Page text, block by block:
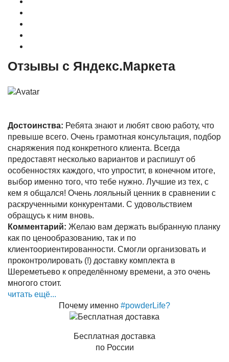
Отзывы с Яндекс.Маркета
Достоинства: Ребята знают и любят свою работу, что
превыше всего. Очень грамотная консультация, подбор
снаряжения под конкретного клиента. Всегда
предоставят несколько вариантов и распишут об
особенностях каждого, что упростит, в конечном итоге,
выбор именно того, что тебе нужно. Лучшие из тех, с
кем я общался! Очень лояльный ценник в сравнении с
раскрученными конкурентами. С удовольствием
обращусь к ним вновь.
Комментарий: Желаю вам держать выбранную планку
как по ценообразованию, так и по
клиентоориентированности. Смогли организовать и
проконтролировать (!) доставку комплекта в
Шереметьево к определённому времени, а это очень
многого стоит.
читать ещё...
Почему именно #powderLife?
Бесплатная доставка
по России